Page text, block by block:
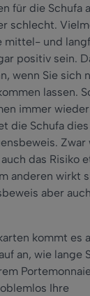
für die Schufa
schlecht.
mittel- und
positiv sein.
wenn Sie sich
lassen.
immer
die Schufa
Zwar
das Risiko
anderen wirkt
aber
kommt es
an, wie lange
Ihre